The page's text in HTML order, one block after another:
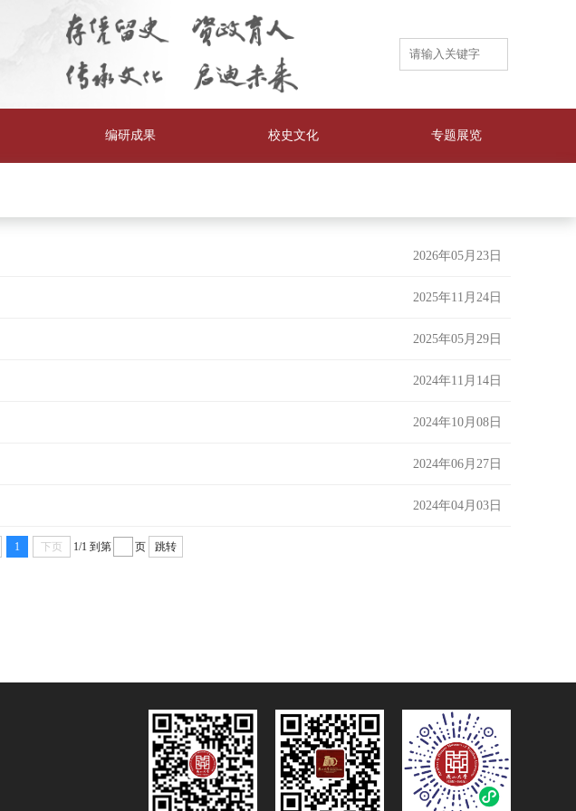
编研成果 校史文化 专题展览
2026年05月23日
2025年11月24日
2025年05月29日
2024年11月14日
2024年10月08日
2024年06月27日
2024年04月03日
1 下页 1/1 到第 页 跳转